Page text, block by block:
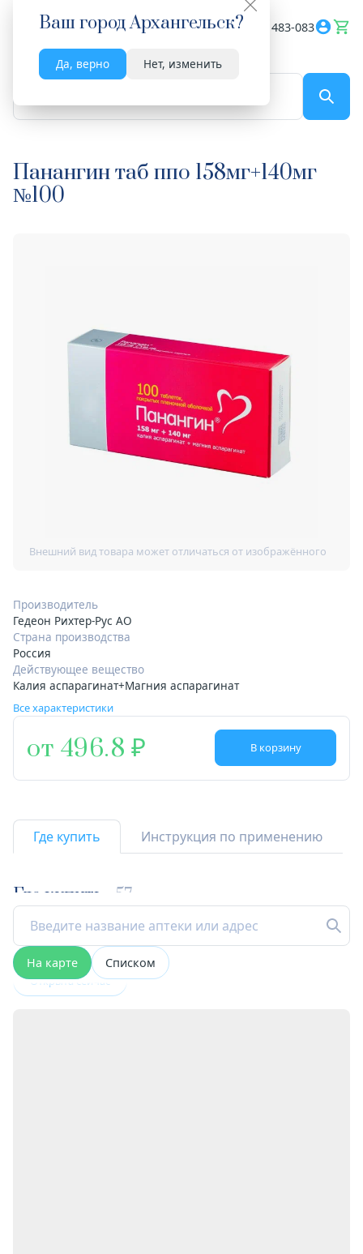
Ваш городАрхангельск?
Да, верно Нет, изменить
Весь сайт 8182 483-083
Панангин таб ппо 158мг+140мг
№100
Производитель
Гедеон Рихтер-Рус АО
Страна производства
Россия
Действующее вещество
Калия аспарагинат+Магния аспарагинат
Все характеристики
от 496.8 В корзину
Где купить Инструкция по применению
Где купить 57
На карте Списком
Открыта сейчас